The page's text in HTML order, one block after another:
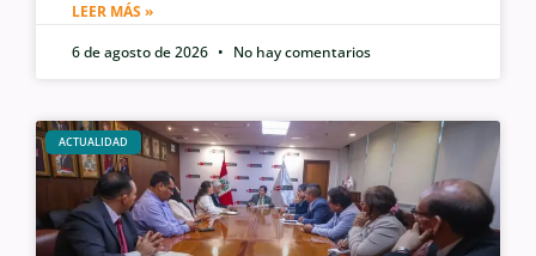
LEER MÁS »
6 de agosto de 2026
No hay comentarios
ACTUALIDAD